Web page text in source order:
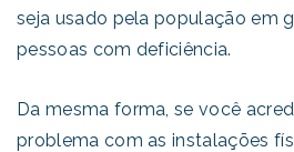
seja usado pela população em
pessoas com deficiência.
Da mesma forma, se você
problema com as instalações